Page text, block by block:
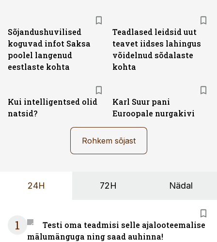
Sõjandushuvilised
koguvad infot Saksa
poolel langenud
eestlaste kohta
Teadlased leidsid uut
teavet iidses lahingus
võidelnud sõdalaste
kohta
Kui intelligentsed olid
natsid?
Karl Suur pani
Euroopale nurgakivi
Rohkem sõjast
24H 72H Nädal
1
Testi oma teadmisi selle ajalooteemalise
mälumänguga ning saad auhinna!